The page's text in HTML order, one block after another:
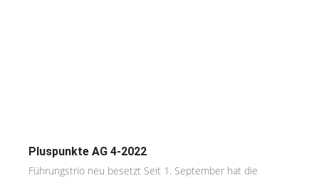
Pluspunkte AG 4-2022
Führungstrio neu besetzt Seit 1. September hat die